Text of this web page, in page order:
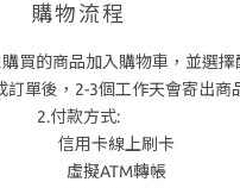
購物流程
買的商品加入購物車，並選擇
訂單後，2-3個工作天會寄出商
2.付款方式:
用卡線上刷卡
虛擬ATM轉帳